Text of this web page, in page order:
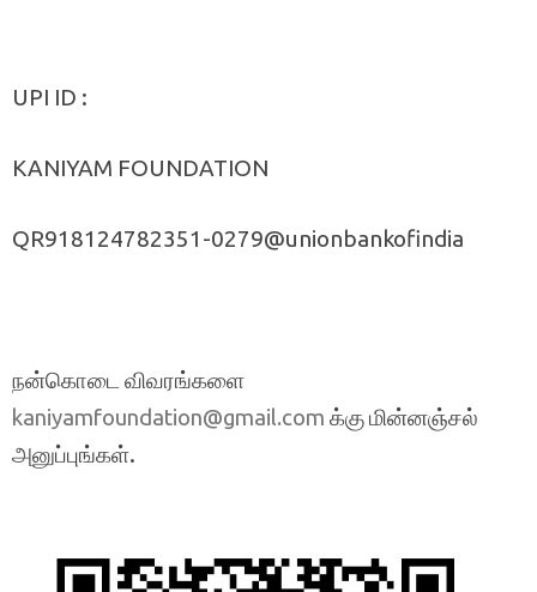
UPI ID :
KANIYAM FOUNDATION
QR918124782351-0279@unionbankofindia
நன்கொடை விவரங்களை
kaniyamfoundation@gmail.com க்கு மின்னஞ்சல்
அனுப்புங்கள்.